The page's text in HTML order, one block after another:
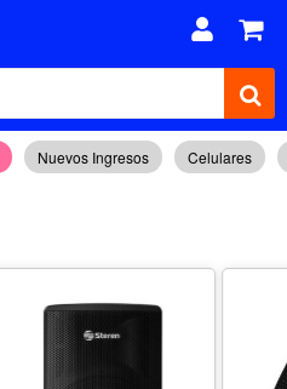
Nuevos Ingresos Celulares